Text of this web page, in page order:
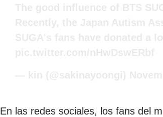
En las redes sociales, los fans del